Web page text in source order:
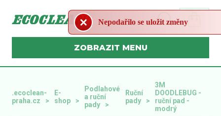
MENU
.ecoclean-
praha.cz
E-
shop
Podlahové
a ruční
pady
Ruční
pady
3M
DOODLEBUG -
ruční pad -
modrý
Nepodařilo se uložit změny